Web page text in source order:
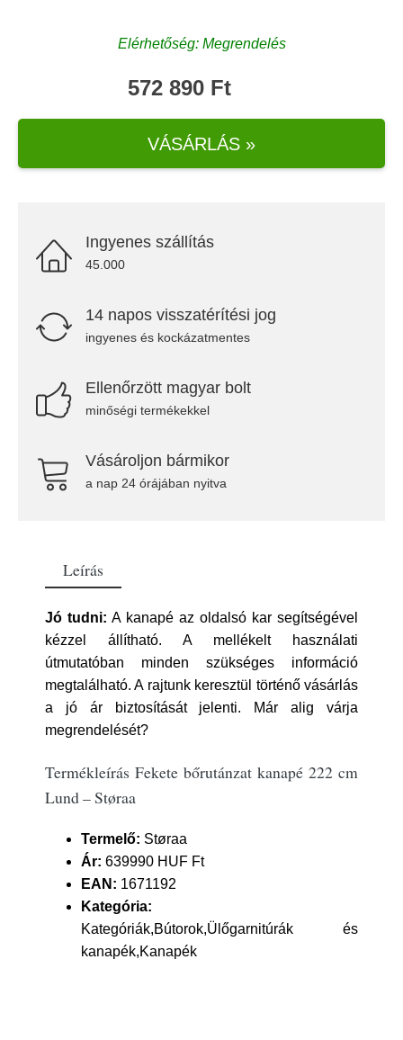
Elérhetőség: Megrendelés
572 890 Ft
VÁSÁRLÁS »
Ingyenes szállítás
45.000
14 napos visszatérítési jog
ingyenes és kockázatmentes
Ellenőrzött magyar bolt
minőségi termékekkel
Vásároljon bármikor
a nap 24 órájában nyitva
Leírás
Jó tudni: A kanapé az oldalsó kar segítségével
kézzel állítható. A mellékelt használati
útmutatóban minden szükséges információ
megtalálható. A rajtunk keresztül történő vásárlás
a jó ár biztosítását jelenti. Már alig várja
megrendelését?
Termékleírás Fekete bőrutánzat kanapé 222 cm
Lund – Støraa
Termelő: Støraa
Ár: 639990 HUF Ft
EAN: 1671192
Kategória:
Kategóriák,Bútorok,Ülőgarnitúrák és
kanapék,Kanapék